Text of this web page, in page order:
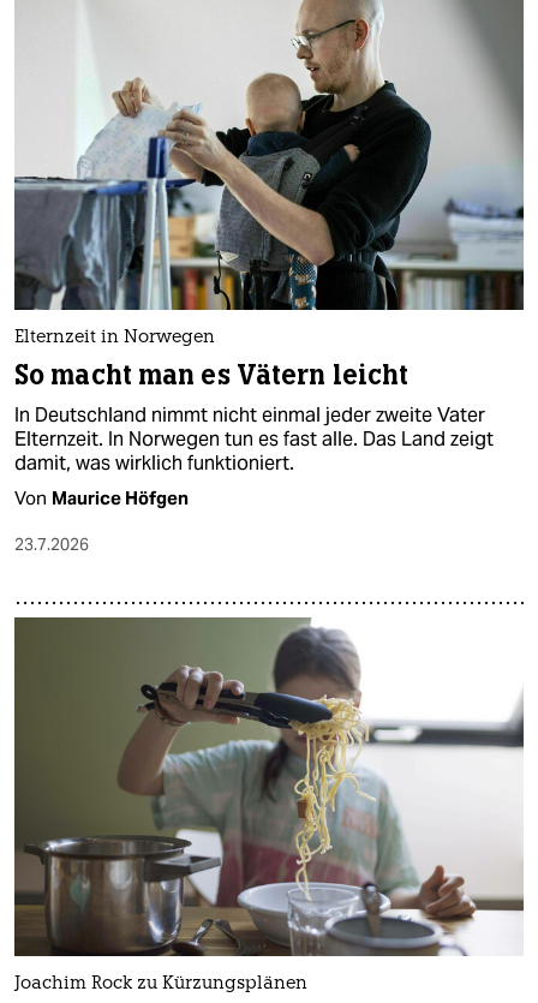
Elternzeit in Norwegen
So macht man es Vätern leicht
In Deutschland nimmt nicht einmal jeder zweite Vater
Elternzeit. In Norwegen tun es fast alle. Das Land zeigt
damit, was wirklich funktioniert.
Von Maurice Höfgen
23.7.2026
Joachim Rock zu Kürzungsplänen